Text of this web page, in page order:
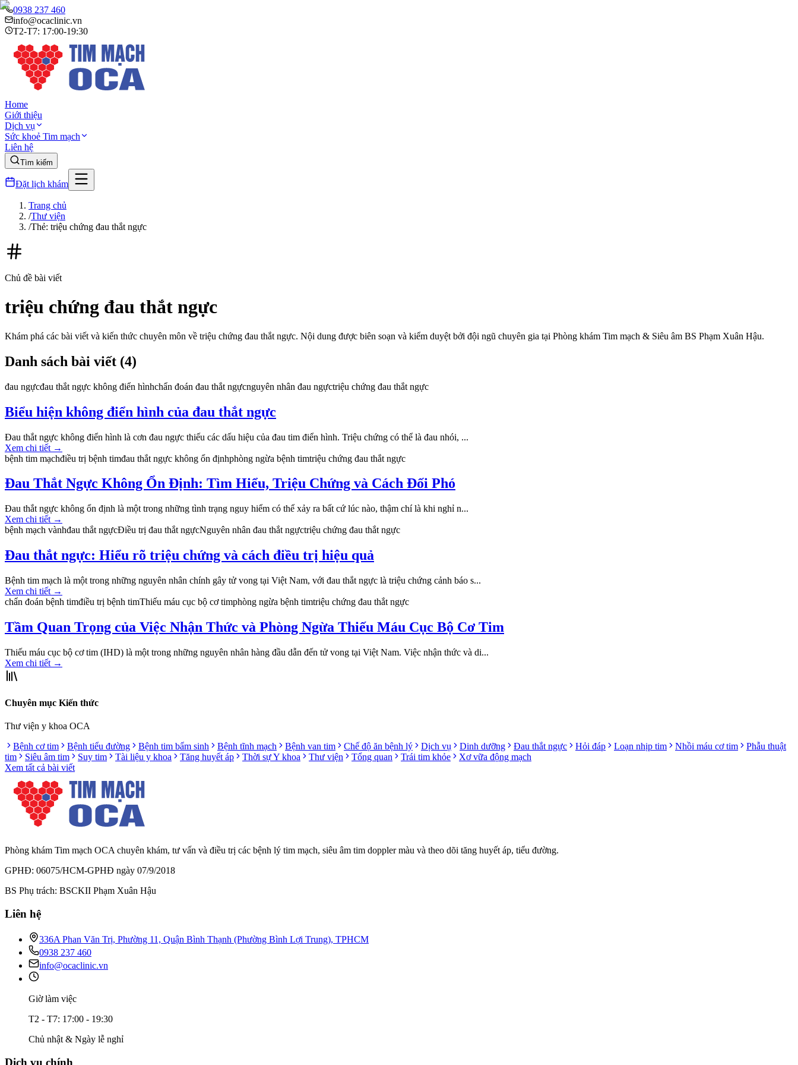
0938 237 460
info@ocaclinic.vn
T2-T7: 17:00-19:30
Home
Giới thiệu
Dịch vụ
Sức khoẻ Tim mạch
Liên hệ
Tìm kiếm
Đặt lịch khám
Trang chủ
/Thư viện
/Thẻ: triệu chứng đau thắt ngực
Chủ đề bài viết
triệu chứng đau thắt ngực
Khám phá các bài viết và kiến thức chuyên môn về triệu chứng đau thắt ngực. Nội dung được biên soạn và kiểm duyệt bởi đội ngũ chuyên gia tại Phòng khám Tim mạch & Siêu âm BS Phạm Xuân Hậu.
Danh sách bài viết (4)
đau ngựcđau thắt ngực không điển hìnhchẩn đoán đau thắt ngựcnguyên nhân đau ngựctriệu chứng đau thắt ngực
Biểu hiện không điển hình của đau thắt ngực
Đau thắt ngực không điển hình là cơn đau ngực thiếu các dấu hiệu của đau tim điển hình. Triệu chứng có thể là đau nhói, ...
Xem chi tiết →
bệnh tim mạchđiều trị bệnh timđau thắt ngực không ổn địnhphòng ngừa bệnh timtriệu chứng đau thắt ngực
Đau Thắt Ngực Không Ổn Định: Tìm Hiểu, Triệu Chứng và Cách Đối Phó
Đau thắt ngực không ổn định là một trong những tình trạng nguy hiểm có thể xảy ra bất cứ lúc nào, thậm chí là khi nghỉ n...
Xem chi tiết →
bệnh mạch vànhđau thắt ngựcĐiều trị đau thắt ngựcNguyên nhân đau thắt ngựctriệu chứng đau thắt ngực
Đau thắt ngực: Hiểu rõ triệu chứng và cách điều trị hiệu quả
Bệnh tim mạch là một trong những nguyên nhân chính gây tử vong tại Việt Nam, với đau thắt ngực là triệu chứng cảnh báo s...
Xem chi tiết →
chẩn đoán bệnh timđiều trị bệnh timThiếu máu cục bộ cơ timphòng ngừa bệnh timtriệu chứng đau thắt ngực
Tầm Quan Trọng của Việc Nhận Thức và Phòng Ngừa Thiếu Máu Cục Bộ Cơ Tim
Thiếu máu cục bộ cơ tim (IHD) là một trong những nguyên nhân hàng đầu dẫn đến tử vong tại Việt Nam. Việc nhận thức và di...
Xem chi tiết →
Chuyên mục Kiến thức
Thư viện y khoa OCA
Bệnh cơ tim
Bệnh tiểu đường Bệnh tim bẩm sinh Bệnh tĩnh mạch Bệnh van tim Chế độ ăn bệnh lý Dịch vụ Dinh dưỡng Đau thắt ngực Hỏi đáp Loạn nhịp tim Nhồi máu cơ tim
Phẫu thuật
tim
Siêu âm tim Suy tim Tài liệu y khoa Tăng huyết áp Thời sự Y khoa Thư viện Tổng quan Trái tim khỏe
Xơ vữa động mạch
Xem tất cả bài viết
Phòng khám Tim mạch OCA chuyên khám, tư vấn và điều trị các bệnh lý tim mạch, siêu âm tim doppler màu và theo dõi tăng huyết áp, tiểu đường.
GPHĐ: 06075/HCM-GPHĐ ngày 07/9/2018
BS Phụ trách: BSCKII Phạm Xuân Hậu
Liên hệ
336A Phan Văn Trị, Phường 11, Quận Bình Thạnh (Phường Bình Lợi Trung), TPHCM
0938 237 460
info@ocaclinic.vn
Giờ làm việc
T2 - T7: 17:00 - 19:30
Chủ nhật & Ngày lễ nghỉ
Dịch vụ chính